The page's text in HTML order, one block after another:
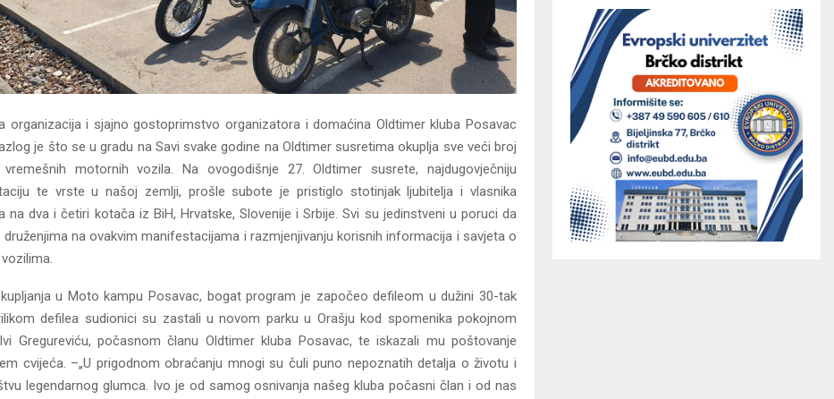
organizacija i sjajno gostoprimstvo organizatora i domaćina Oldtimer kluba Posavac
je što se u gradu na Savi svake godine na Oldtimer susretima okuplja sve veći broj
vremešnih motornih vozila. Na ovogodišnje 27. Oldtimer susrete, najdugovječniju
te vrste u našoj zemlji, prošle subote je pristiglo stotinjak ljubitelja i vlasnika
na dva i četiri kotača iz BiH, Hrvatske, Slovenije i Srbije. Svi su jedinstveni u poruci da
druženjima na ovakvim manifestacijama i razmjenjivanju korisnih informacija i savjeta o
u Moto kampu Posavac, bogat program je započeo defileom u dužini 30-tak
defilea sudionici su zastali u novom parku u Orašju kod spomenika pokojnom
Gregureviću, počasnom članu Oldtimer kluba Posavac, te iskazali mu poštovanje
cvijeća. –„U prigodnom obraćanju mnogi su čuli puno nepoznatih detalja o životu i
legendarnog glumca. Ivo je od samog osnivanja našeg kluba počasni član i od nas